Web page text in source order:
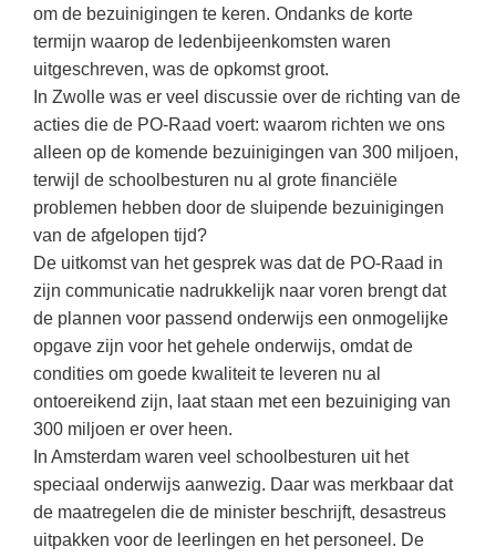
Digitaal onderwijs
Cito toets
Eindexamens
iPad scholen
NIEUWSARCHIEF
Augustus 2026
Juli 2026
Juni 2026
April 2026
Lespakket ‘Circulaire Economie - van
verpakking tot nieuwe grondstof’
Gastles Zeebenen in de klas
Cursus Leer het heelal begrijpen
Van verdunningscalculator tot
practicumvoorbereiding: gratis online
hulpmiddelen voor science-docenten en
TOA's
DGM in de klas
Frans(34)
Techniek
Open vacature (29)
Engels
Duits(23)
Lichamelijke opvoeding(20)
Economie(18)
VACATURES PER PLAATS
Amsterdam(91)
Rotterdam(68)
Almere
Utrecht (47)
Den Haag
Dordrecht(36)
Woordpuzzels
LEUK IN DE KLAS
Rebussen
Biologie
Burgerschap
Ckv
Economie
Engels
Filosofie
Frans
Fries (Frysk)
Geschiedenis
Handelswetenschappen
Informatica
Klassieke Talen
Letterkunde
Leren met klassieke muziek
Lasermachine voor het onderwijs
Lasergraaf
Onderwijs opleidingen
Gratis lesmateriaal Dove self-esteem
Ontdek Memo voor de onderbouw zelf!
Maak uw leerlingen mediawijs!
Rekentuin: altijd en overal rekenen oefenen
op je eigen niveau
Taalzee: adaptief oefenen en toetsen
Theater als middel voor het aanleren van
sociale vaardigheden
Lesmateriaal gebaseerd op
(hersen)onderzoek
Meesterbaan onderwijsvacatures
om de bezuinigingen te keren. Ondanks de korte
termijn waarop de ledenbijeenkomsten waren
uitgeschreven, was de opkomst groot.
In Zwolle was er veel discussie over de richting van de
acties die de PO-Raad voert: waarom richten we ons
alleen op de komende bezuinigingen van 300 miljoen,
terwijl de schoolbesturen nu al grote financiële
problemen hebben door de sluipende bezuinigingen
van de afgelopen tijd?
De uitkomst van het gesprek was dat de PO-Raad in
zijn communicatie nadrukkelijk naar voren brengt dat
de plannen voor passend onderwijs een onmogelijke
opgave zijn voor het gehele onderwijs, omdat de
condities om goede kwaliteit te leveren nu al
ontoereikend zijn, laat staan met een bezuiniging van
300 miljoen er over heen.
In Amsterdam waren veel schoolbesturen uit het
speciaal onderwijs aanwezig. Daar was merkbaar dat
de maatregelen die de minister beschrijft, desastreus
uitpakken voor de leerlingen en het personeel. De